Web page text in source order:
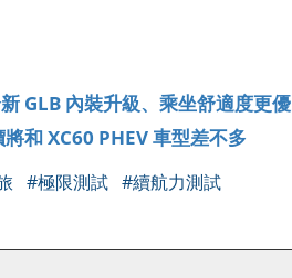
GLB 內裝升級、乘坐舒適度更優
和 XC60 PHEV 車型差不多
#極限測試 #續航力測試